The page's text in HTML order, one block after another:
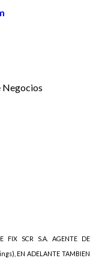
Negocios
FIX SCR S.A. AGENTE DE
EN ADELANTE TAMBIEN